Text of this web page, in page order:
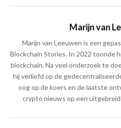
Marijn van
Marijn van Leeuwen is een
Blockchain Stories. In 2022 toonde
blockchain. Na veel onderzoek te
hij verliefd op de
oog op de koers en de laatste
crypto nieuws op een